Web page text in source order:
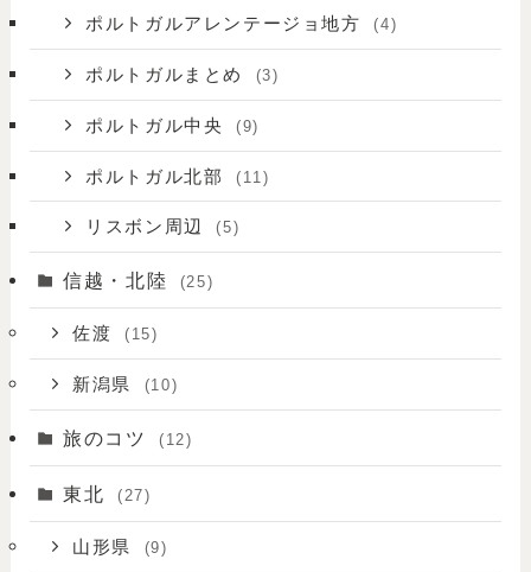
ポルトガルアレンテージョ地方 (4)
ポルトガルまとめ (3)
ポルトガル中央 (9)
ポルトガル北部 (11)
リスボン周辺 (5)
信越・北陸 (25)
佐渡 (15)
新潟県 (10)
旅のコツ (12)
東北 (27)
山形県 (9)